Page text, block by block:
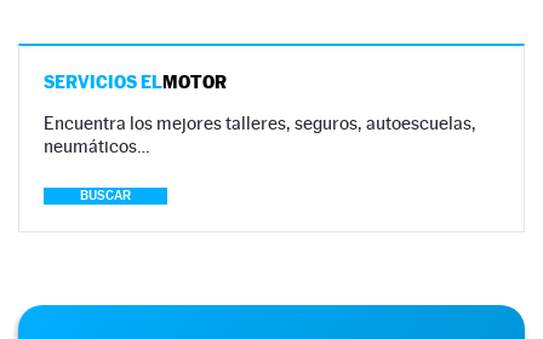
SERVICIOS ELMOTOR
Encuentra los mejores talleres, seguros, autoescuelas,
neumáticos…
BUSCAR